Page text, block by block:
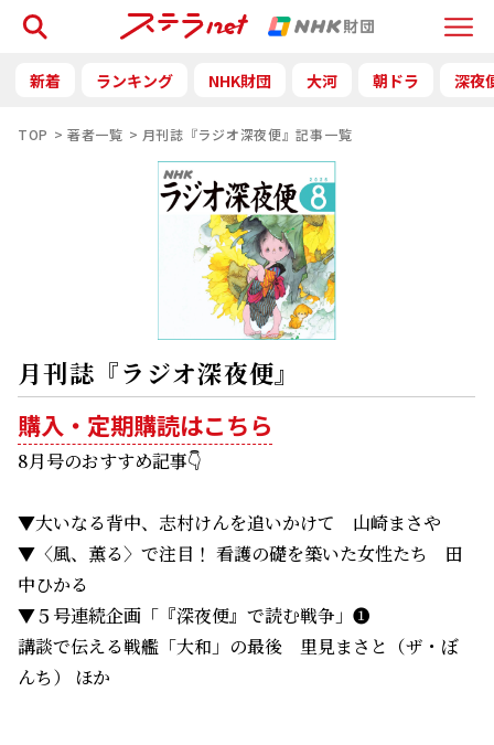
Menu
検索
新着 ランキング NHK財団 大河 朝ドラ 深夜
TOP 著者一覧 月刊誌『ラジオ深夜便』記事一覧
月刊誌『ラジオ深夜便』
購入・定期購読はこちら
8月号のおすすめ記事👇
▼大いなる背中、志村けんを追いかけて 山崎まさや
▼〈風、薫る〉で注目！ 看護の礎を築いた女性たち 田
中ひかる
▼５号連続企画「『深夜便』で読む戦争」❶
講談で伝える戦艦「大和」の最後 里見まさと（ザ・ぼ
んち） ほか